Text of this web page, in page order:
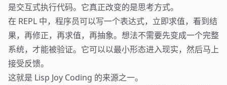
是交互式执行代码。它真正改变的是思考方式。
在 REPL 中，程序员可以写一个表达式，立即求值，看到结
果，再修正，再求值，再抽象。想法不需要先变成一个完整
系统，才能被验证。它可以以最小形态进入现实，然后马上
接受反馈。
这就是 Lisp Joy Coding 的来源之一。